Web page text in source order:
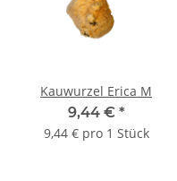
Kauwurzel Erica M
9,44 € *
9,44 € pro 1 Stück